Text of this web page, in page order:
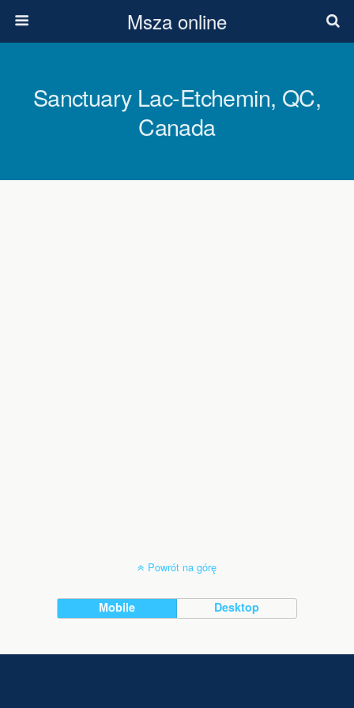
Msza online
Sanctuary Lac-Etchemin, QC,
Canada
Powrót na górę
Mobile Desktop